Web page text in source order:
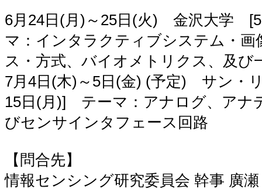
6月24日(月)～25日(火) 金沢大学
マ：インタラクティブシステム・画
ス・方式、バイオメトリクス、及び
7月4日(木)～5日(金) (予定) サン・
15日(月)] テーマ：アナログ、アナ
びセンサインタフェース回路
【問合先】
情報センシング研究委員会 幹事 廣瀬